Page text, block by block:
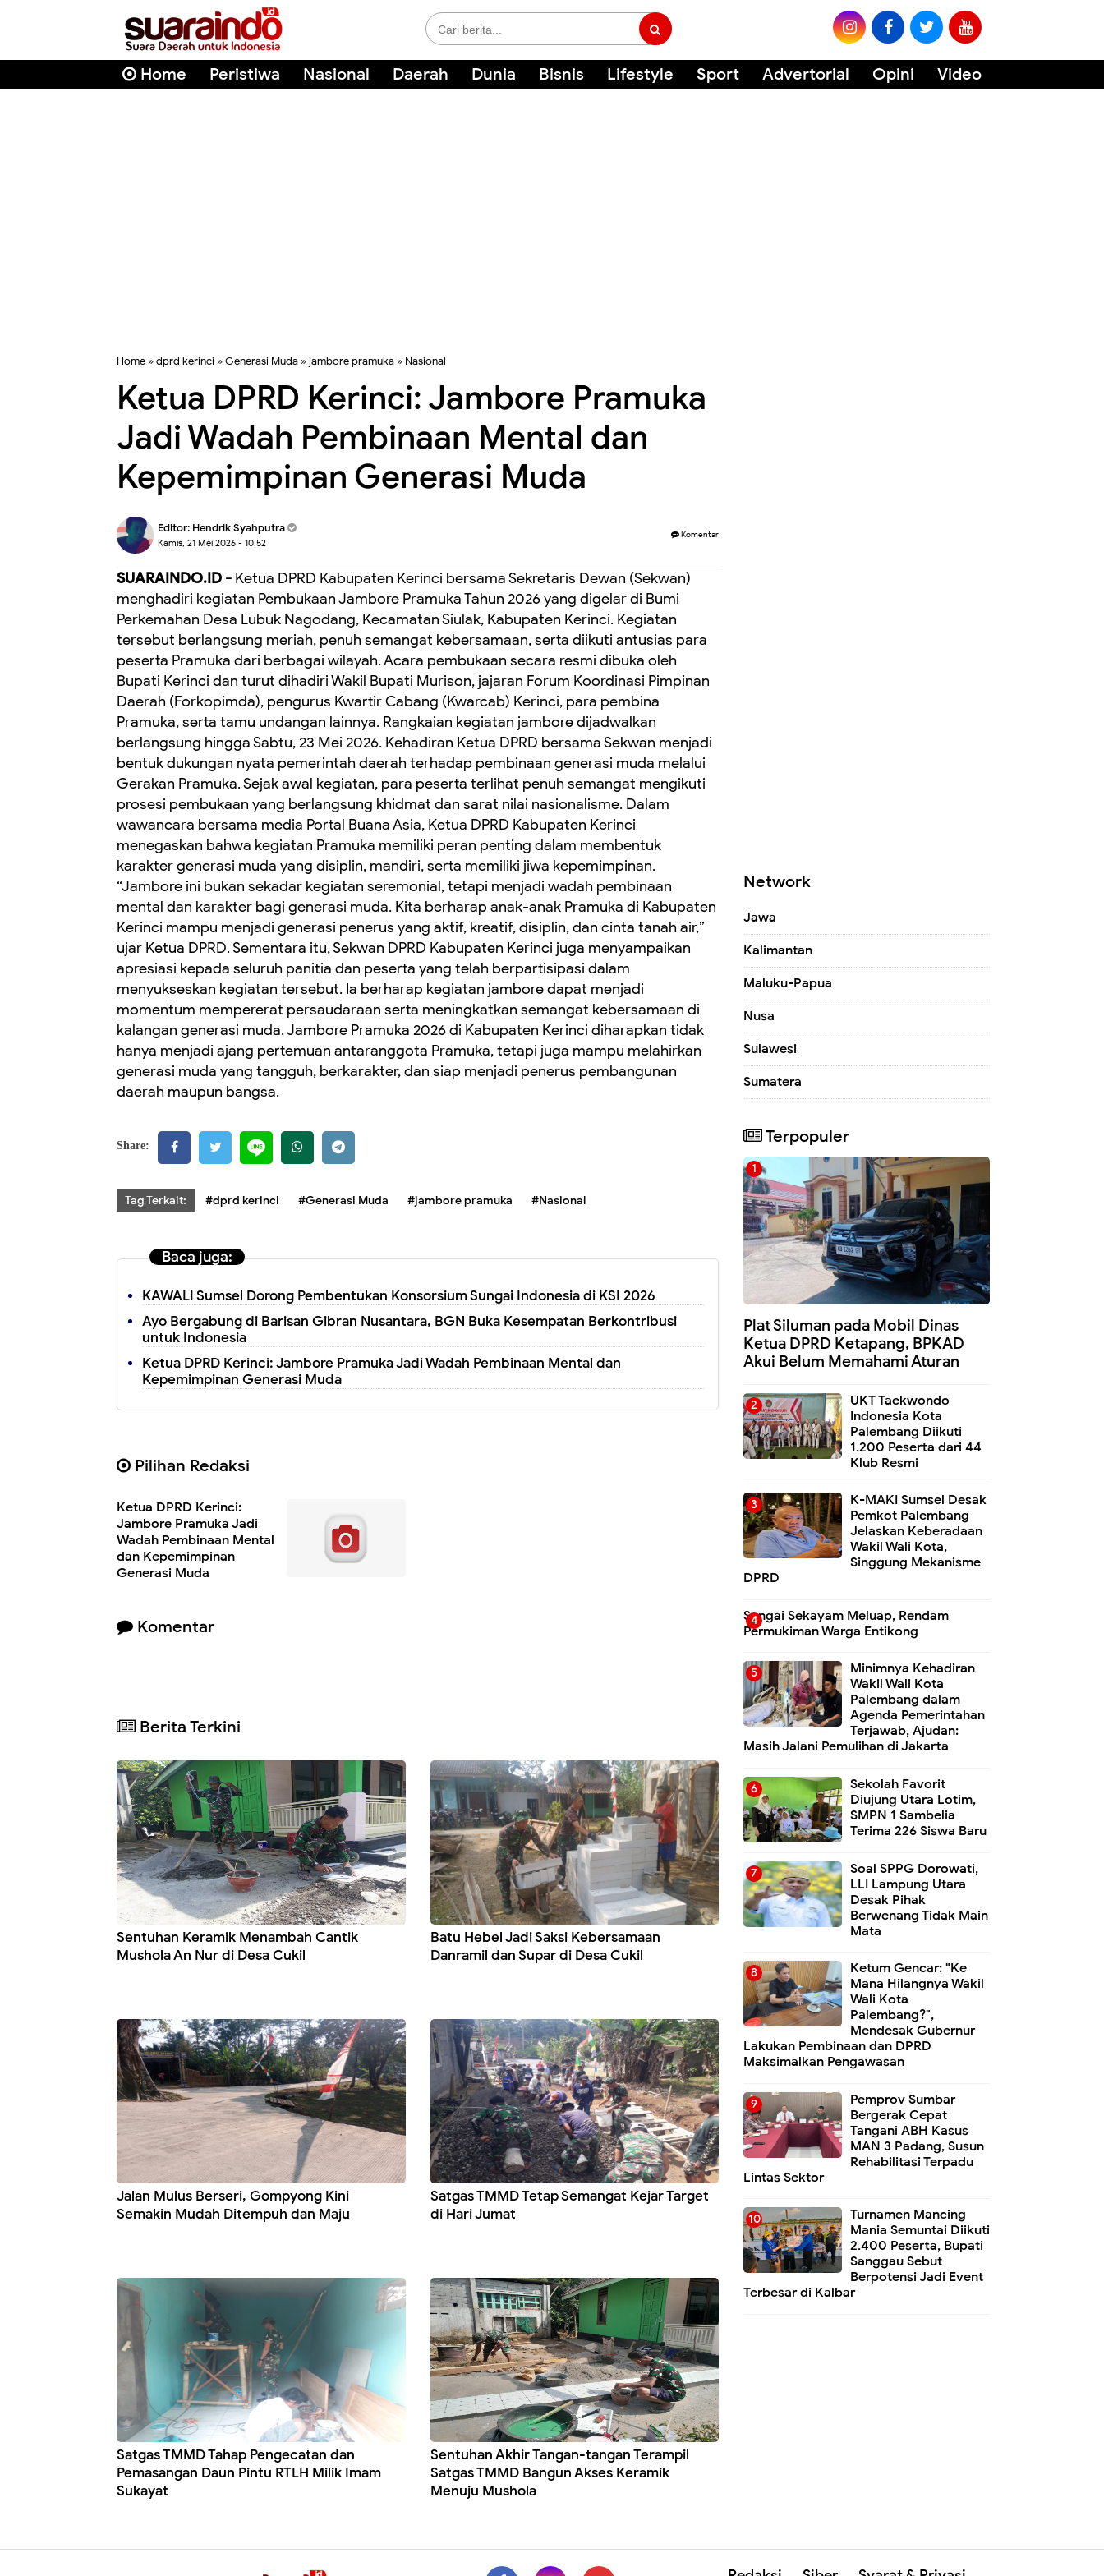
Home Peristiwa Nasional Daerah Dunia Bisnis Lifestyle Sport Advertorial Opini Video
Home »dprd kerinci »Generasi Muda »jambore pramuka » Nasional
Ketua DPRD Kerinci: Jambore Pramuka
Jadi Wadah Pembinaan Mental dan
Kepemimpinan Generasi Muda
Editor: Hendrik Syahputra
Kamis, 21 Mei 2026 - 10.52
Komentar
SUARAINDO.ID - Ketua DPRD Kabupaten Kerinci bersama Sekretaris Dewan (Sekwan)
menghadiri kegiatan Pembukaan Jambore Pramuka Tahun 2026 yang digelar di Bumi
Perkemahan Desa Lubuk Nagodang, Kecamatan Siulak, Kabupaten Kerinci. Kegiatan
tersebut berlangsung meriah, penuh semangat kebersamaan, serta diikuti antusias para
peserta Pramuka dari berbagai wilayah. Acara pembukaan secara resmi dibuka oleh
Bupati Kerinci dan turut dihadiri Wakil Bupati Murison, jajaran Forum Koordinasi Pimpinan
Daerah (Forkopimda), pengurus Kwartir Cabang (Kwarcab) Kerinci, para pembina
Pramuka, serta tamu undangan lainnya. Rangkaian kegiatan jambore dijadwalkan
berlangsung hingga Sabtu, 23 Mei 2026. Kehadiran Ketua DPRD bersama Sekwan menjadi
bentuk dukungan nyata pemerintah daerah terhadap pembinaan generasi muda melalui
Gerakan Pramuka. Sejak awal kegiatan, para peserta terlihat penuh semangat mengikuti
prosesi pembukaan yang berlangsung khidmat dan sarat nilai nasionalisme. Dalam
wawancara bersama media Portal Buana Asia, Ketua DPRD Kabupaten Kerinci
menegaskan bahwa kegiatan Pramuka memiliki peran penting dalam membentuk
karakter generasi muda yang disiplin, mandiri, serta memiliki jiwa kepemimpinan.
“Jambore ini bukan sekadar kegiatan seremonial, tetapi menjadi wadah pembinaan
mental dan karakter bagi generasi muda. Kita berharap anak-anak Pramuka di Kabupaten
Kerinci mampu menjadi generasi penerus yang aktif, kreatif, disiplin, dan cinta tanah air,”
ujar Ketua DPRD. Sementara itu, Sekwan DPRD Kabupaten Kerinci juga menyampaikan
apresiasi kepada seluruh panitia dan peserta yang telah berpartisipasi dalam
menyukseskan kegiatan tersebut. Ia berharap kegiatan jambore dapat menjadi
momentum mempererat persaudaraan serta meningkatkan semangat kebersamaan di
kalangan generasi muda. Jambore Pramuka 2026 di Kabupaten Kerinci diharapkan tidak
hanya menjadi ajang pertemuan antaranggota Pramuka, tetapi juga mampu melahirkan
generasi muda yang tangguh, berkarakter, dan siap menjadi penerus pembangunan
daerah maupun bangsa.
Share:
Tag Terkait: #dprd kerinci #Generasi Muda #jambore pramuka #Nasional
Baca juga:
KAWALI Sumsel Dorong Pembentukan Konsorsium Sungai Indonesia di KSI 2026
Ayo Bergabung di Barisan Gibran Nusantara, BGN Buka Kesempatan Berkontribusi
untuk Indonesia
Ketua DPRD Kerinci: Jambore Pramuka Jadi Wadah Pembinaan Mental dan
Kepemimpinan Generasi Muda
Pilihan Redaksi
Ketua DPRD Kerinci:
Jambore Pramuka Jadi
Wadah Pembinaan Mental
dan Kepemimpinan
Generasi Muda
Komentar
Berita Terkini
Sentuhan Keramik Menambah Cantik
Mushola An Nur di Desa Cukil
Batu Hebel Jadi Saksi Kebersamaan
Danramil dan Supar di Desa Cukil
Jalan Mulus Berseri, Gompyong Kini
Semakin Mudah Ditempuh dan Maju
Satgas TMMD Tetap Semangat Kejar Target
di Hari Jumat
Satgas TMMD Tahap Pengecatan dan
Pemasangan Daun Pintu RTLH Milik Imam
Sukayat
Sentuhan Akhir Tangan-tangan Terampil
Satgas TMMD Bangun Akses Keramik
Menuju Mushola
Network
Jawa
Kalimantan
Maluku-Papua
Nusa
Sulawesi
Sumatera
Terpopuler
Plat Siluman pada Mobil Dinas
Ketua DPRD Ketapang, BPKAD
Akui Belum Memahami Aturan
UKT Taekwondo
Indonesia Kota
Palembang Diikuti
1.200 Peserta dari 44
Klub Resmi
K-MAKI Sumsel Desak
Pemkot Palembang
Jelaskan Keberadaan
Wakil Wali Kota,
Singgung Mekanisme
DPRD
Sungai Sekayam Meluap, Rendam
Permukiman Warga Entikong
Minimnya Kehadiran
Wakil Wali Kota
Palembang dalam
Agenda Pemerintahan
Terjawab, Ajudan:
Masih Jalani Pemulihan di Jakarta
Sekolah Favorit
Diujung Utara Lotim,
SMPN 1 Sambelia
Terima 226 Siswa Baru ‎
Soal SPPG Dorowati,
LLI Lampung Utara
Desak Pihak
Berwenang Tidak Main
Mata
Ketum Gencar: "Ke
Mana Hilangnya Wakil
Wali Kota
Palembang?",
Mendesak Gubernur
Lakukan Pembinaan dan DPRD
Maksimalkan Pengawasan
Pemprov Sumbar
Bergerak Cepat
Tangani ABH Kasus
MAN 3 Padang, Susun
Rehabilitasi Terpadu
Lintas Sektor
Turnamen Mancing
Mania Semuntai Diikuti
2.400 Peserta, Bupati
Sanggau Sebut
Berpotensi Jadi Event
Terbesar di Kalbar